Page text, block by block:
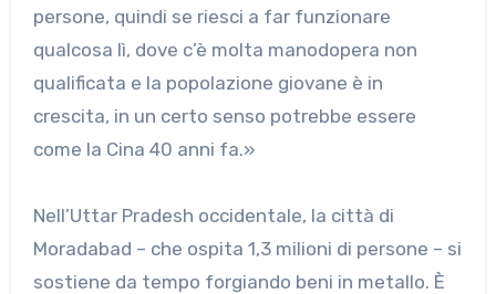
persone, quindi se riesci a far funzionare
qualcosa lì, dove c’è molta manodopera non
qualificata e la popolazione giovane è in
crescita, in un certo senso potrebbe essere
come la Cina 40 anni fa.»
Nell’Uttar Pradesh occidentale, la città di
Moradabad – che ospita 1,3 milioni di persone – si
sostiene da tempo forgiando beni in metallo. È